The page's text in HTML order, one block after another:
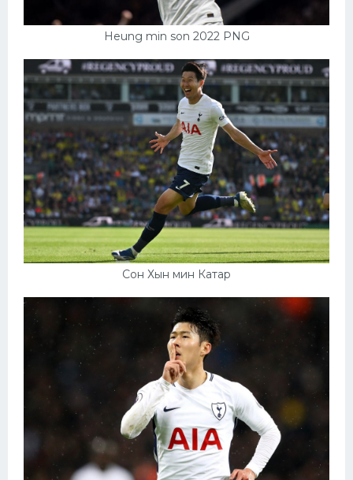
Heung min son 2022 PNG
Сон Хын мин Катар